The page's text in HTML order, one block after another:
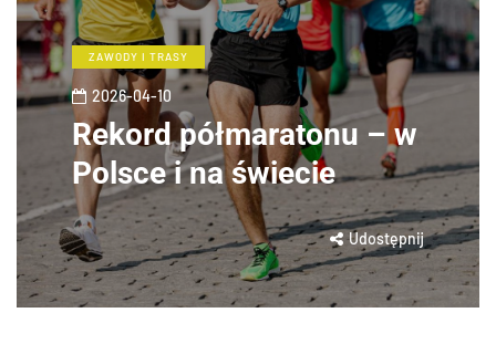
ZAWODY I TRASY
2026-04-10
Rekord półmaratonu – w
Polsce i na świecie
Udostępnij